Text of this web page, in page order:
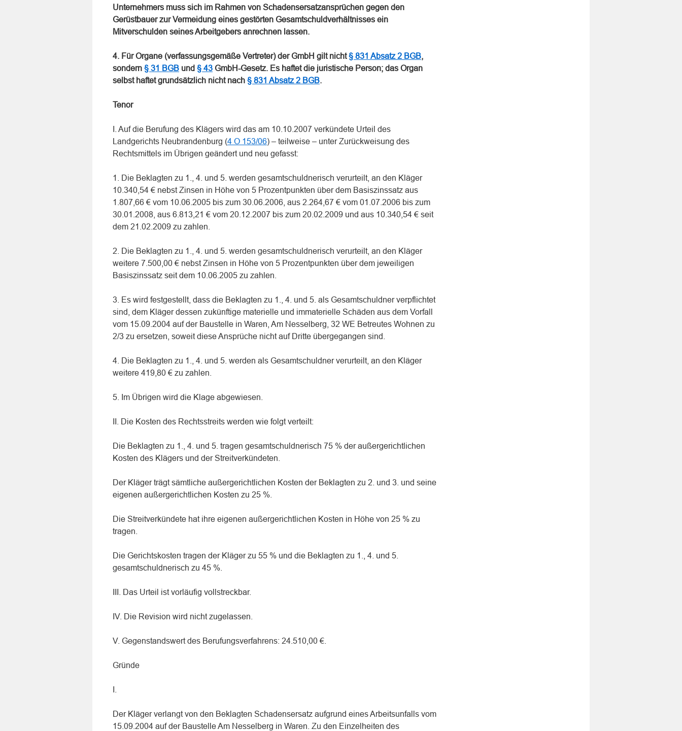
Unternehmers muss sich im Rahmen von Schadensersatzansprüchen gegen den
Gerüstbauer zur Vermeidung eines gestörten Gesamtschuldverhältnisses ein
Mitverschulden seines Arbeitgebers anrechnen lassen.
4. Für Organe (verfassungsgemäße Vertreter) der GmbH gilt nicht§ 831 Absatz 2 BGB,
sondern § 31 BGB und § 43 GmbH-Gesetz. Es haftet die juristische Person; das Organ
selbst haftet grundsätzlich nicht nach § 831 Absatz 2 BGB.
Tenor
I. Auf die Berufung des Klägers wird das am 10.10.2007 verkündete Urteil des
Landgerichts Neubrandenburg (4 O 153/06) – teilweise – unter Zurückweisung des
Rechtsmittels im Übrigen geändert und neu gefasst:
1. Die Beklagten zu 1., 4. und 5. werden gesamtschuldnerisch verurteilt, an den Kläger
10.340,54 € nebst Zinsen in Höhe von 5 Prozentpunkten über dem Basiszinssatz aus
1.807,66 € vom 10.06.2005 bis zum 30.06.2006, aus 2.264,67 € vom 01.07.2006 bis zum
30.01.2008, aus 6.813,21 € vom 20.12.2007 bis zum 20.02.2009 und aus 10.340,54 € seit
dem 21.02.2009 zu zahlen.
2. Die Beklagten zu 1., 4. und 5. werden gesamtschuldnerisch verurteilt, an den Kläger
weitere 7.500,00 € nebst Zinsen in Höhe von 5 Prozentpunkten über dem jeweiligen
Basiszinssatz seit dem 10.06.2005 zu zahlen.
3. Es wird festgestellt, dass die Beklagten zu 1., 4. und 5. als Gesamtschuldner verpflichtet
sind, dem Kläger dessen zukünftige materielle und immaterielle Schäden aus dem Vorfall
vom 15.09.2004 auf der Baustelle in Waren, Am Nesselberg, 32 WE Betreutes Wohnen zu
2/3 zu ersetzen, soweit diese Ansprüche nicht auf Dritte übergegangen sind.
4. Die Beklagten zu 1., 4. und 5. werden als Gesamtschuldner verurteilt, an den Kläger
weitere 419,80 € zu zahlen.
5. Im Übrigen wird die Klage abgewiesen.
II. Die Kosten des Rechtsstreits werden wie folgt verteilt:
Die Beklagten zu 1., 4. und 5. tragen gesamtschuldnerisch 75 % der außergerichtlichen
Kosten des Klägers und der Streitverkündeten.
Der Kläger trägt sämtliche außergerichtlichen Kosten der Beklagten zu 2. und 3. und seine
eigenen außergerichtlichen Kosten zu 25 %.
Die Streitverkündete hat ihre eigenen außergerichtlichen Kosten in Höhe von 25 % zu
tragen.
Die Gerichtskosten tragen der Kläger zu 55 % und die Beklagten zu 1., 4. und 5.
gesamtschuldnerisch zu 45 %.
III. Das Urteil ist vorläufig vollstreckbar.
IV. Die Revision wird nicht zugelassen.
V. Gegenstandswert des Berufungsverfahrens: 24.510,00 €.
Gründe
Der Kläger verlangt von den Beklagten Schadensersatz aufgrund eines Arbeitsunfalls vom
15.09.2004 auf der Baustelle Am Nesselberg in Waren. Zu den Einzelheiten des